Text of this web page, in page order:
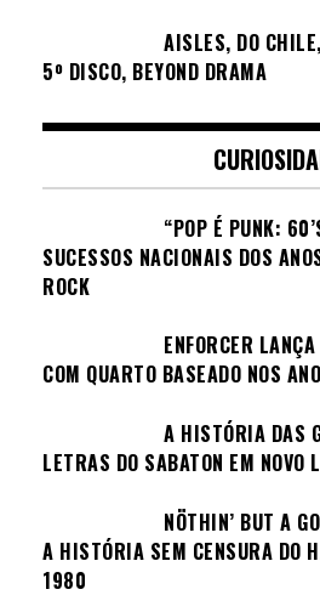
AISLES, DO
5º DISCO, BEYOND DRAMA
“POP É PUNK:
SUCESSOS NACIONAIS DOS
ROCK
ENFORCER
COM QUARTO BASEADO NOS
A HISTÓRIA DAS
LETRAS DO SABATON EM NOVO
NÖTHIN’ BUT A
A HISTÓRIA SEM CENSURA DO
1980